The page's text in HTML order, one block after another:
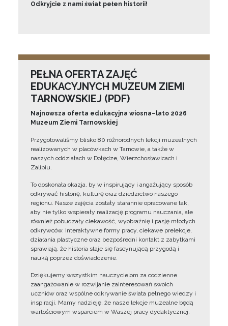
Odkryjcie z nami świat pełen historii!
PEŁNA OFERTA ZAJĘĆ
EDUKACYJNYCH MUZEUM ZIEMI
TARNOWSKIEJ (PDF)
Najnowsza oferta edukacyjna wiosna–lato 2026
Muzeum Ziemi Tarnowskiej
Przygotowaliśmy blisko 80 różnorodnych lekcji muzealnych
realizowanych w placówkach w Tarnowie, a także w
naszych oddziałach w Dołędze, Wierzchosławicach i
Zalipiu.
To doskonała okazja, by w inspirujący i angażujący sposób
odkrywać historię, kulturę oraz dziedzictwo naszego
regionu. Nasze zajęcia zostały starannie opracowane tak,
aby nie tylko wspierały realizację programu nauczania, ale
również pobudzały ciekawość, wyobraźnię i pasję młodych
odkrywców. Interaktywne formy pracy, ciekawe prelekcje,
działania plastyczne oraz bezpośredni kontakt z zabytkami
sprawiają, że historia staje się fascynującą przygodą i
nauką poprzez doświadczenie.
Dziękujemy wszystkim nauczycielom za codzienne
zaangażowanie w rozwijanie zainteresowań swoich
uczniów oraz wspólne odkrywanie świata pełnego wiedzy i
inspiracji. Mamy nadzieję, że nasze lekcje muzealne będą
wartościowym wsparciem w Waszej pracy dydaktycznej.